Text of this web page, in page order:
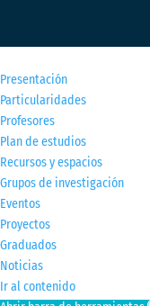
Presentación
Particularidades
Profesores
Plan de estudios
Recursos y espacios
Grupos de investigación
Eventos
Proyectos
Graduados
Noticias
Ir al contenido